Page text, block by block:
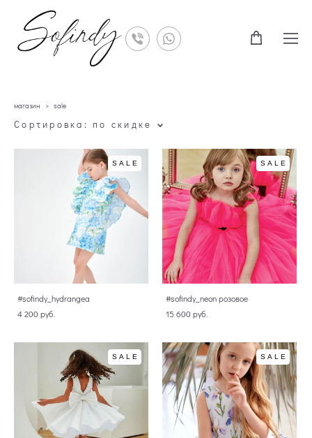
магазин > sale
Сортировка: по скидке
SALE
#sofindy_hydrangea
4 200 pуб.
SALE
#sofindy_neon розовое
15 600 pуб.
SALE SALE